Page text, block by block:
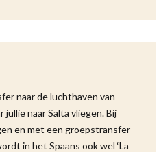
naar de luchthaven van
naar Salta vliegen. Bij
en met een groepstransfer
in het Spaans ook wel ‘La